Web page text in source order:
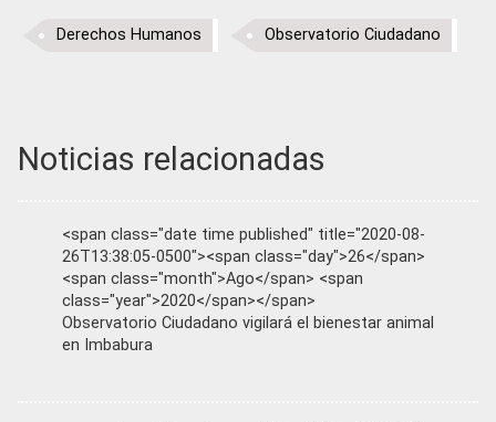
Derechos Humanos Observatorio Ciudadano
Noticias relacionadas
<span class="date time published" title="2020-08-
26T13:38:05-0500"><span class="day">26</span>
<span class="month">Ago</span> <span
class="year">2020</span></span>
Observatorio Ciudadano vigilará el bienestar animal
en Imbabura